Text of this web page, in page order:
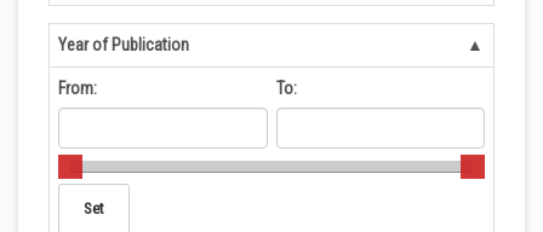
Year of Publication
From: To: